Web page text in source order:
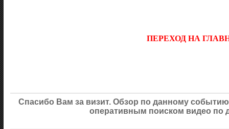
ПЕРЕХОД НА
Спасибо Вам за визит. Обзор по данному
оперативным поиском видео по